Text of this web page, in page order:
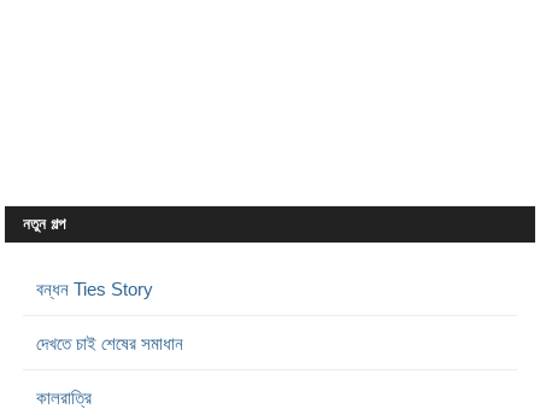
নতুন গল্প
বন্ধন Ties Story
দেখতে চাই শেষের সমাধান
কালরাত্রি